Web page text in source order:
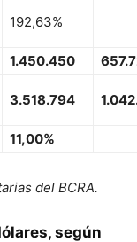
192,63%
1.450.450
3.518.794
11,00%
del BCRA.
según